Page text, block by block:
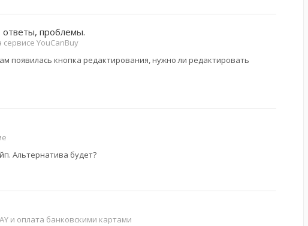
ответы, проблемы.
YouCanBuy
появилась кнопка редактирования, нужно ли редактировать
Альтернатива будет?
и оплата банковскими картами